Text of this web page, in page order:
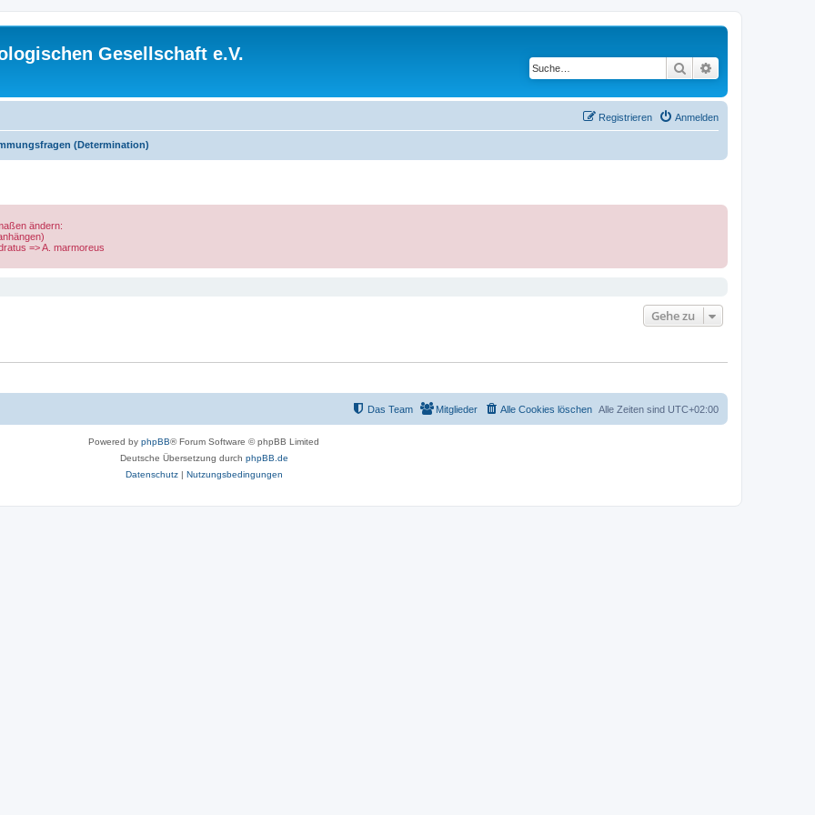
Gesellschaft e.V.
Suche
Anmelden
Registrieren
(Determination)
ändern:
=> A. marmoreus
Gehe zu
Alle Zeiten sind UTC+02:00
Alle Cookies löschen
Mitglieder
Das Team
Powered by phpBB® Forum Software © phpBB Limited
Deutsche Übersetzung durch phpBB.de
Datenschutz| Nutzungsbedingungen